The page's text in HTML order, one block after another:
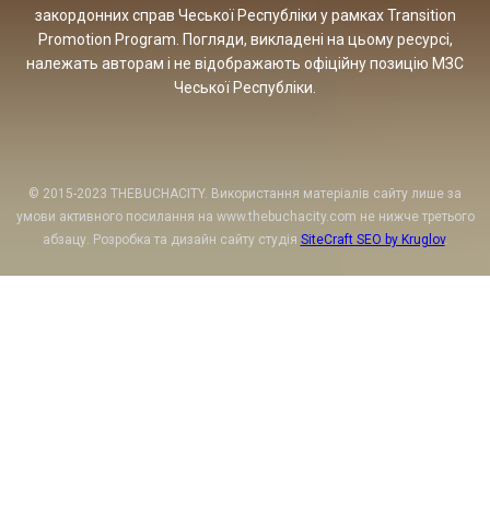
закордонних справ Чеської Республіки у рамках Transition
Promotion Program. Погляди, викладені на цьому ресурсі,
належать авторам і не відображають офіційну позицію МЗС
Чеської Республіки.
© 2015-2023 THEBUCHACITY. Використання матеріалів сайту лише за
умови активного посилання на www.thebuchacity.com не нижче третього
абзацу. Розробка та дизайн сайту студія SiteCraft SEO by Kruglov.